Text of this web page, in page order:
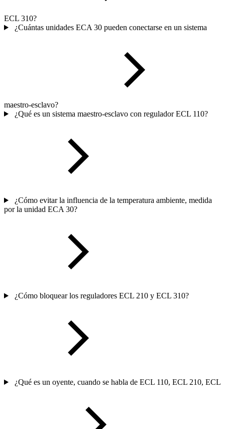
ECL 310?
¿Cuántas unidades ECA 30 pueden conectarse en un sistema
maestro-esclavo?
¿Qué es un sistema maestro-esclavo con regulador ECL 110?
¿Cómo evitar la influencia de la temperatura ambiente, medida
por la unidad ECA 30?
¿Cómo bloquear los reguladores ECL 210 y ECL 310?
¿Qué es un oyente, cuando se habla de ECL 110, ECL 210, ECL